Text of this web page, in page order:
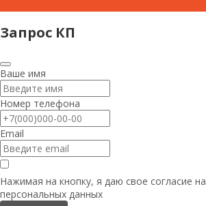
Запрос КП
Ваше имя
Номер телефона
Email
Нажимая на кнопку, я даю свое согласие на
персональных данных